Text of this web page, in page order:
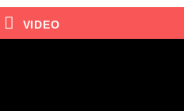
VIDEO